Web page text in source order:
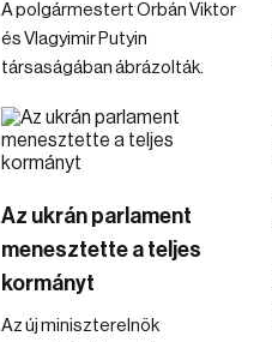
A polgármestert Orbán Viktor
és Vlagyimir Putyin
társaságában ábrázolták.
Az ukrán parlament
menesztette a teljes
kormányt
Az új miniszterelnök